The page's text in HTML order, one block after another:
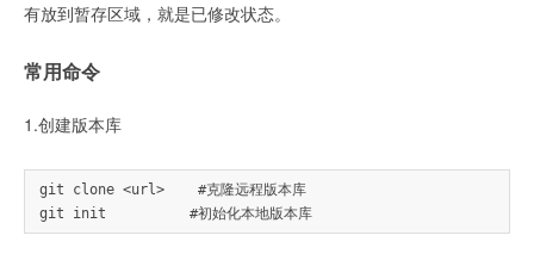
有放到暂存区域，就是已修改状态。
常用命令
1.创建版本库
git clone <url>    #克隆远程版本库